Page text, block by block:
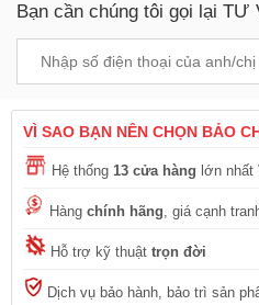
Bạn cần chúng tôi gọi lại TƯ
VÌ SAO BẠN NÊN CHỌN BẢO
Hệ thống 13 cửa hàng lớn nhất
Hàng chính hãng, giá cạnh
Hỗ trợ kỹ thuật trọn đời
Dịch vụ bảo hành, bảo trì sản